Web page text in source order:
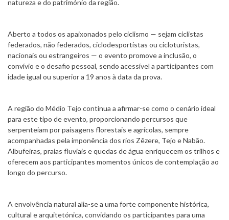
natureza e do património da região.
Aberto a todos os apaixonados pelo ciclismo — sejam ciclistas
federados, não federados, ciclodesportistas ou cicloturistas,
nacionais ou estrangeiros — o evento promove a inclusão, o
convívio e o desafio pessoal, sendo acessível a participantes com
idade igual ou superior a 19 anos à data da prova.
A região do Médio Tejo continua a afirmar-se como o cenário ideal
para este tipo de evento, proporcionando percursos que
serpenteiam por paisagens florestais e agrícolas, sempre
acompanhadas pela imponência dos rios Zêzere, Tejo e Nabão.
Albufeiras, praias fluviais e quedas de água enriquecem os trilhos e
oferecem aos participantes momentos únicos de contemplação ao
longo do percurso.
A envolvência natural alia-se a uma forte componente histórica,
cultural e arquitetónica, convidando os participantes para uma